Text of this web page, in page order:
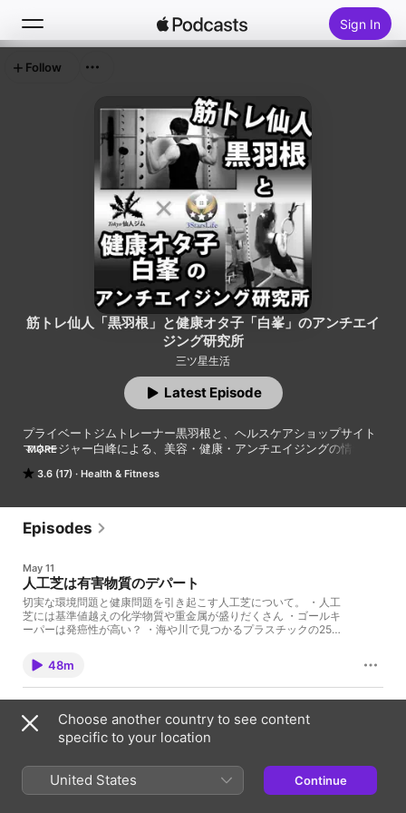
Sign In
Top Charts
筋トレ仙人「黒羽根」と健康オタ子「白峯」のアンチエイ
ジング研究所
三ツ星生活
3.6 (17) Health & Fitness
プライベートジムトレーナー黒羽根と、ヘルスケアショップサイト
マネージャー白峰による、美容・健康・アンチエイジングの情報ラ
う分かりやすくお伝えしていきます。
2人が開発・開拓した商品は三ツ星生活【https://3starslife.com/】
MORE
Latest Episode
Follow
Episodes
May 11
人工芝は有害物質のデパート
切実な環境問題と健康問題を引き起こす人工芝について。 ・人工
芝には基準値越えの化学物質や重金属が盛りだくさん ・ゴールキ
ーパーは発癌性が高い？ ・海や川で見つかるプラスチックの25%
とお話しています。
48m
可愛い名前に騙されるな！PFASの正体
日本でも話題になり始めたPFAS問題について。 ・PFASとはそも
ル ・テフロンの危険性を隠蔽し続けた化学メーカーの陰謀 ・恐ろ
し過ぎる日本の三大汚染地域 など、色々とお話しています。
Choose another country to see content
specific to your location
United States Continue